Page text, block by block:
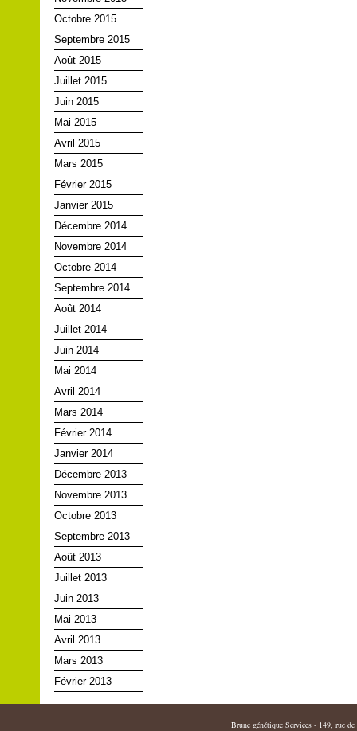
Octobre 2015
Septembre 2015
Août 2015
Juillet 2015
Juin 2015
Mai 2015
Avril 2015
Mars 2015
Février 2015
Janvier 2015
Décembre 2014
Novembre 2014
Octobre 2014
Septembre 2014
Août 2014
Juillet 2014
Juin 2014
Mai 2014
Avril 2014
Mars 2014
Février 2014
Janvier 2014
Décembre 2013
Novembre 2013
Octobre 2013
Septembre 2013
Août 2013
Juillet 2013
Juin 2013
Mai 2013
Avril 2013
Mars 2013
Février 2013
Brune génétique Services - 149, rue